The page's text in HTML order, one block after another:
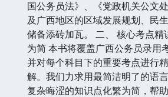
国公务员法》、《党政机关公文
及广西地区的区域发展规划、民
储备添砖加瓦。 二、 核心考点精
为简 本书将覆盖广西公务员录用
并对每个科目下的重要考点进行
解。我们力求用最简洁明了的语
复杂晦涩的知识点化繁为简，帮